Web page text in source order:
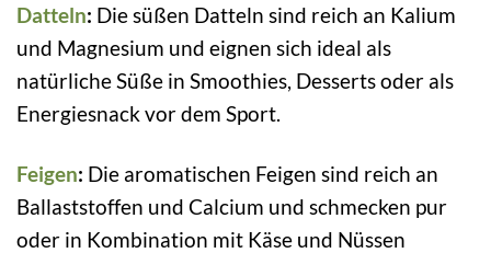
Datteln: Die süßen Datteln sind reich an Kalium
und Magnesium und eignen sich ideal als
natürliche Süße in Smoothies, Desserts oder als
Energiesnack vor dem Sport.
Feigen: Die aromatischen Feigen sind reich an
Ballaststoffen und Calcium und schmecken pur
oder in Kombination mit Käse und Nüssen